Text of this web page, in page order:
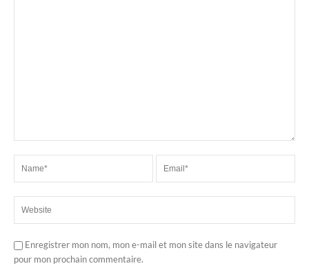
Enregistrer mon nom, mon e-mail et mon site dans le navigateur
pour mon prochain commentaire.